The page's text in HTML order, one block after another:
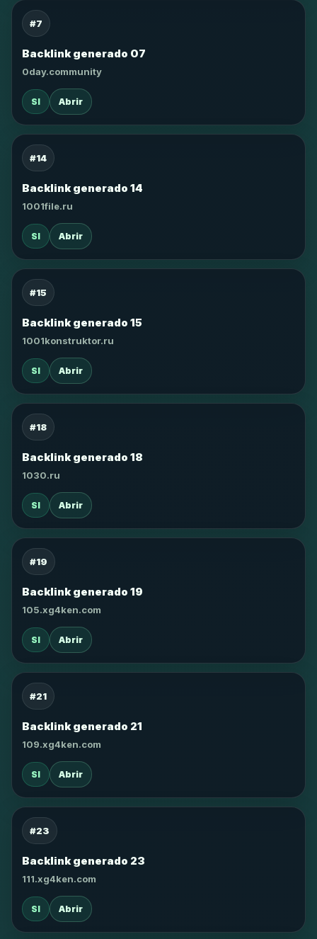
#7
Backlink generado 07
0day.community
SI Abrir
#14
Backlink generado 14
1001file.ru
SI Abrir
#15
Backlink generado 15
1001konstruktor.ru
SI Abrir
#18
Backlink generado 18
1030.ru
SI Abrir
#19
Backlink generado 19
105.xg4ken.com
SI Abrir
#21
Backlink generado 21
109.xg4ken.com
SI Abrir
#23
Backlink generado 23
111.xg4ken.com
SI Abrir